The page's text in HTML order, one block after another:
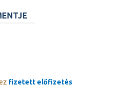
fizetett előfizetés